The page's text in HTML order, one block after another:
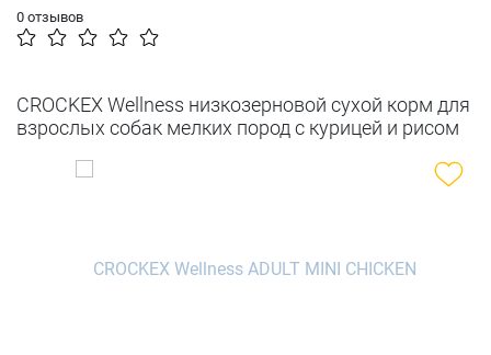
0 отзывов
CROCKEX Wellness низкозерновой сухой корм для
взрослых собак мелких пород с курицей и рисом